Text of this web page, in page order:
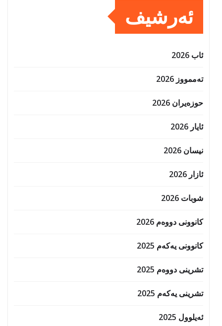
ئەرشیف
ئاب 2026
تەممووز 2026
حوزه‌یران 2026
ئایار 2026
نیسان 2026
ئازار 2026
شوبات 2026
کانوونی دووەم 2026
کانوونی یەکەم 2025
تشرینی دووەم 2025
تشرینی یەکەم 2025
ئەیلوول 2025